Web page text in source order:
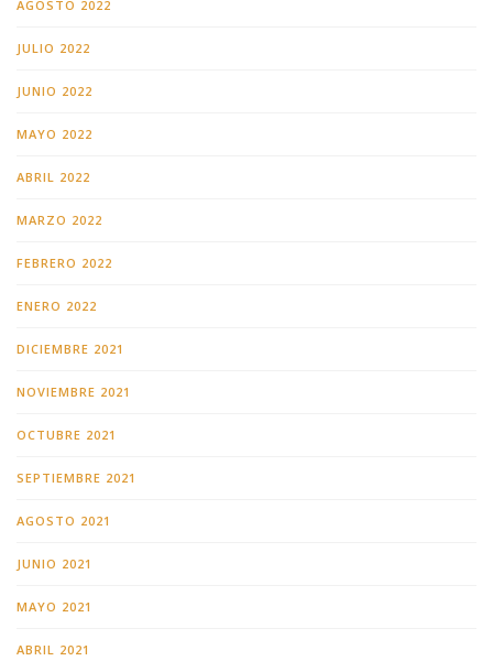
AGOSTO 2022
JULIO 2022
JUNIO 2022
MAYO 2022
ABRIL 2022
MARZO 2022
FEBRERO 2022
ENERO 2022
DICIEMBRE 2021
NOVIEMBRE 2021
OCTUBRE 2021
SEPTIEMBRE 2021
AGOSTO 2021
JUNIO 2021
MAYO 2021
ABRIL 2021